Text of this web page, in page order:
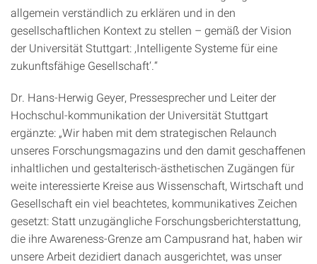
allgemein verständlich zu erklären und in den
gesellschaftlichen Kontext zu stellen – gemäß der Vision
der Universität Stuttgart: ‚Intelligente Systeme für eine
zukunftsfähige Gesellschaft‘.“
Dr. Hans-Herwig Geyer, Pressesprecher und Leiter der
Hochschul-kommunikation der Universität Stuttgart
ergänzte: „Wir haben mit dem strategischen Relaunch
unseres Forschungsmagazins und den damit geschaffenen
inhaltlichen und gestalterisch-ästhetischen Zugängen für
weite interessierte Kreise aus Wissenschaft, Wirtschaft und
Gesellschaft ein viel beachtetes, kommunikatives Zeichen
gesetzt: Statt unzugängliche Forschungsberichterstattung,
die ihre Awareness-Grenze am Campusrand hat, haben wir
unsere Arbeit dezidiert danach ausgerichtet, was unser